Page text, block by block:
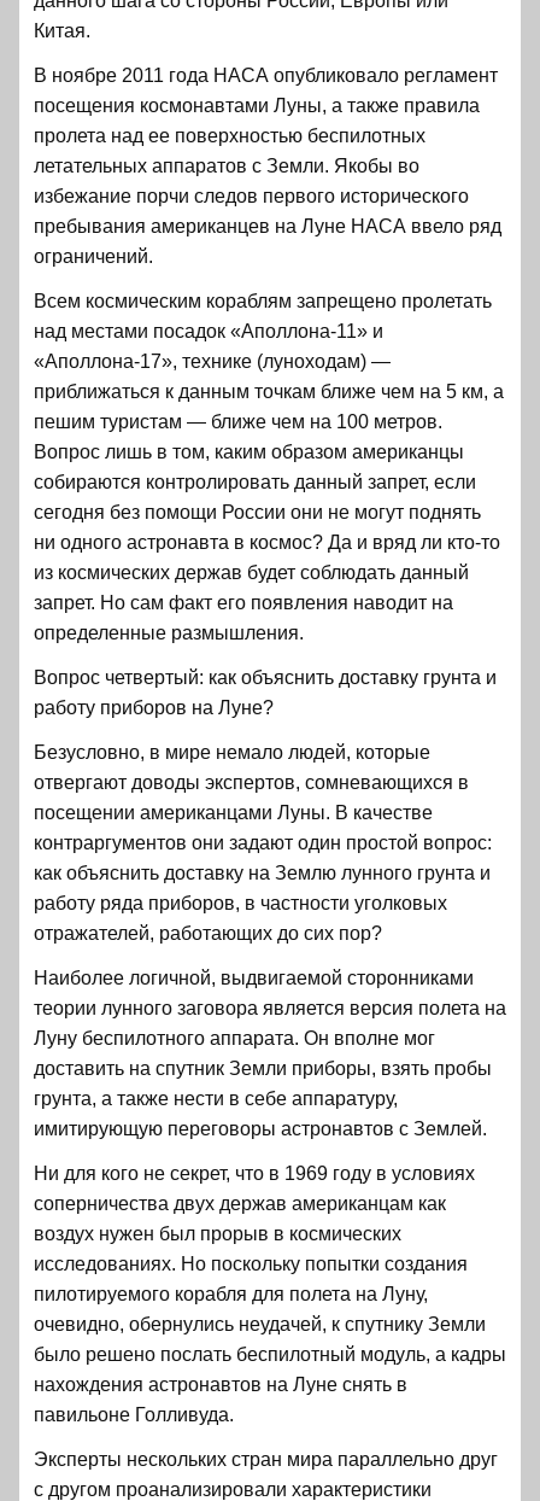
Китая.
В ноябре 2011 года НАСА опубликовало регламент
посещения космонавтами Луны, а также правила
пролета над ее поверхностью беспилотных
летательных аппаратов с Земли. Якобы во
избежание порчи следов первого исторического
пребывания американцев на Луне НАСА ввело ряд
ограничений.
Всем космическим кораблям запрещено пролетать
над местами посадок «Аполлона-11» и
«Аполлона-17», технике (луноходам) —
приближаться к данным точкам ближе чем на 5 км, а
пешим туристам — ближе чем на 100 метров.
Вопрос лишь в том, каким образом американцы
собираются контролировать данный запрет, если
сегодня без помощи России они не могут поднять
ни одного астронавта в космос? Да и вряд ли кто-то
из космических держав будет соблюдать данный
запрет. Но сам факт его появления наводит на
определенные размышления.
Вопрос четвертый: как объяснить доставку грунта и
работу приборов на Луне?
Безусловно, в мире немало людей, которые
отвергают доводы экспертов, сомневающихся в
посещении американцами Луны. В качестве
контраргументов они задают один простой вопрос:
как объяснить доставку на Землю лунного грунта и
работу ряда приборов, в частности уголковых
отражателей, работающих до сих пор?
Наиболее логичной, выдвигаемой сторонниками
теории лунного заговора является версия полета на
Луну беспилотного аппарата. Он вполне мог
доставить на спутник Земли приборы, взять пробы
грунта, а также нести в себе аппаратуру,
имитирующую переговоры астронавтов с Землей.
Ни для кого не секрет, что в 1969 году в условиях
соперничества двух держав американцам как
воздух нужен был прорыв в космических
исследованиях. Но поскольку попытки создания
пилотируемого корабля для полета на Луну,
очевидно, обернулись неудачей, к спутнику Земли
было решено послать беспилотный модуль, а кадры
нахождения астронавтов на Луне снять в
павильоне Голливуда.
Эксперты нескольких стран мира параллельно друг
с другом проанализировали характеристики